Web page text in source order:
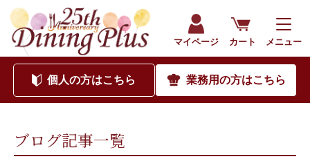
マイページ カート メニュー
個人の方はこちら 業務用の方はこちら
ブログ記事一覧